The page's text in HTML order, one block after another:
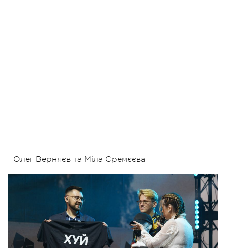
Олег Верняєв та Міла Єремєєва